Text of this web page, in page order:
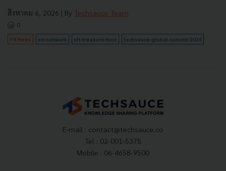
สิงหาคม 6, 2026 | By Techsauce Team
0
PR News six-network nft-treasure-hunt techsauce-global-summit-2026
E-mail : contact@techsauce.co
Tel : 02-001-5375
Mobile : 06-4658-9500